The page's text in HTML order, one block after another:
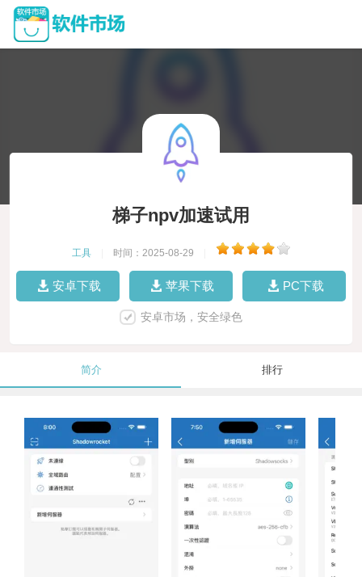
梯子npv加速试用
工具 时间：2025-08-29
安卓下载 苹果下载 PC下载
安卓市场，安全绿色
简介 排行